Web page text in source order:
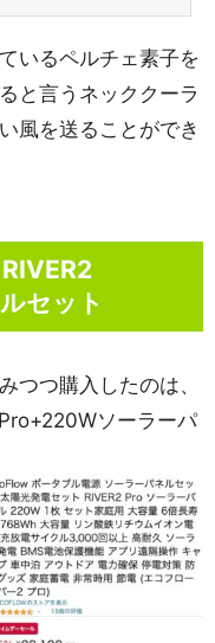
いるペルチェ素子を
と言うネッククーラ
風を送ることができ
セット
つつ購入したのは、
ソーラーパ